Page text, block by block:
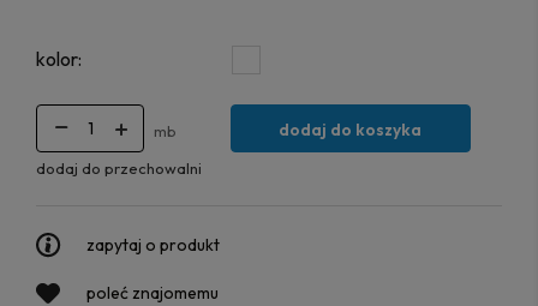
kolor:
mb dodaj do koszyka
dodaj do przechowalni
zapytaj o produkt
poleć znajomemu